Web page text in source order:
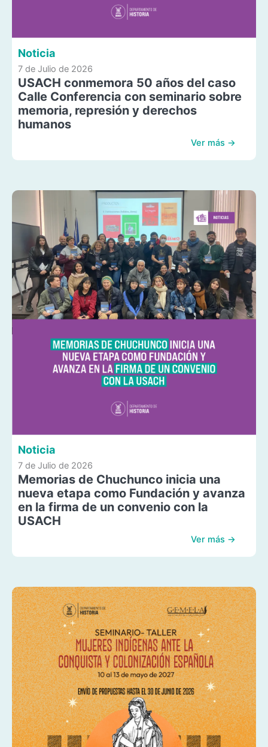
Noticia
7 de Julio de 2026
USACH conmemora 50 años del caso
Calle Conferencia con seminario sobre
memoria, represión y derechos
humanos
Ver más →
Noticia
7 de Julio de 2026
Memorias de Chuchunco inicia una
nueva etapa como Fundación y avanza
en la firma de un convenio con la
USACH
Ver más →